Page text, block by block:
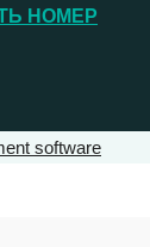
НОМЕР
software